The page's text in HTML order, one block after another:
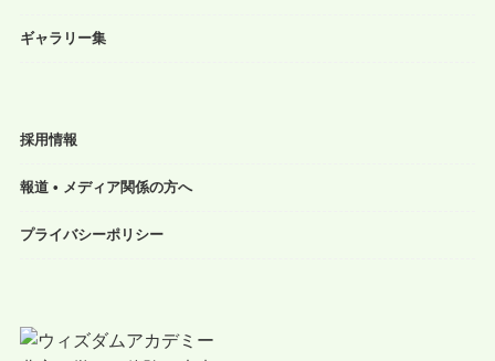
ギャラリー集
採用情報
報道 • メディア関係の方へ
プライバシーポリシー